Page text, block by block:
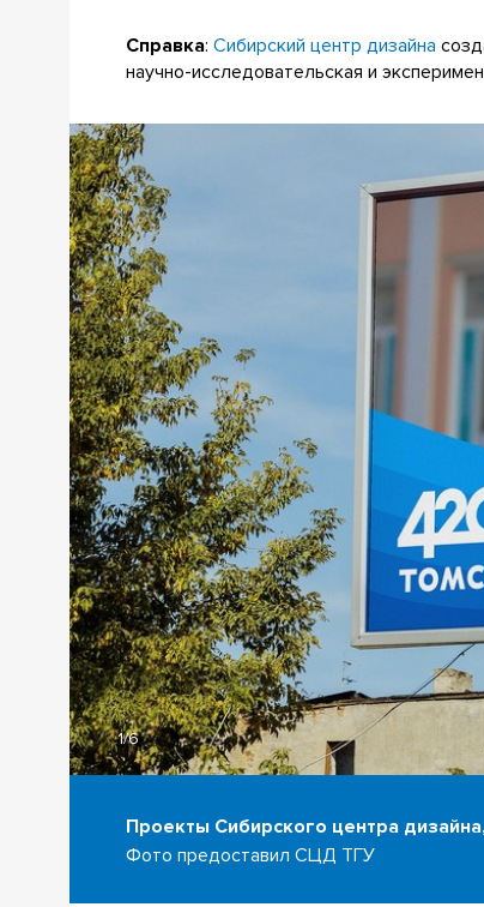
Справка:Сибирский центр дизайна
научно-исследовательская и
1/6
Проекты Сибирского центра
Фото предоставил СЦД ТГУ